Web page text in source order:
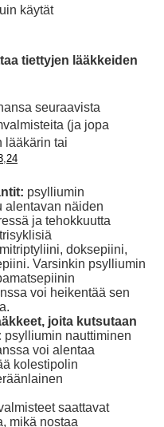
käytät
tiettyjen lääkkeiden
seuraavista
(ja jopa
lääkärin tai
,24
psylliumin
alentavan näiden
ja tehokkuutta
doksepiini,
Varsinkin psylliumin
voi heikentää sen
joita kutsutaan
psylliumin nauttiminen
voi alentaa
kolestipolin
saattavat
mikä nostaa